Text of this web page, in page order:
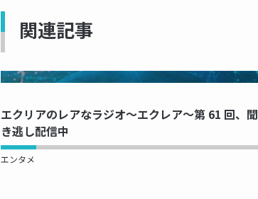
関連記事
NOW PRINTING...
エクリアのレアなラジオ～エクレア～第 61 回、聞
き逃し配信中
エンタメ